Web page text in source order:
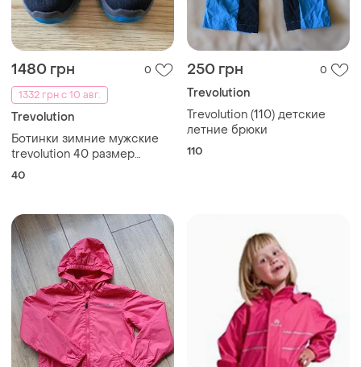
1480 грн
0
1332 грн с 10 авг.
Trevolution
Ботинки зимние мужские
trevolution 40 размер
(стелька 25.5см) waterproof
40
250 грн 0
Trevolution
Trevolution (110) детские
летние брюки
110